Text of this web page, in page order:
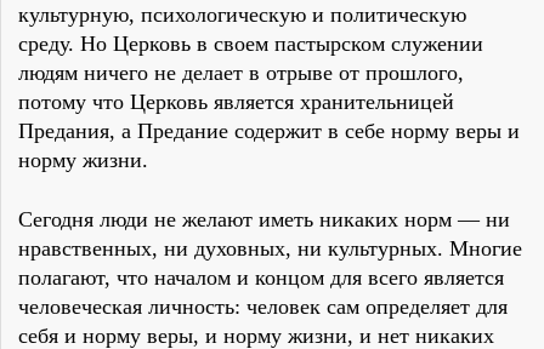
культурную, психологическую и политическую
среду. Но Церковь в своем пастырском служении
людям ничего не делает в отрыве от прошлого,
потому что Церковь является хранительницей
Предания, а Предание содержит в себе норму веры и
норму жизни.
Сегодня люди не желают иметь никаких норм — ни
нравственных, ни духовных, ни культурных. Многие
полагают, что началом и концом для всего является
человеческая личность: человек сам определяет для
себя и норму веры, и норму жизни, и нет никаких